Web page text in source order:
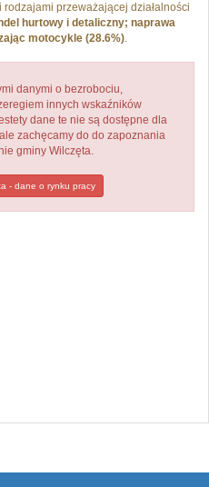
przeważającej działalności
hurtowy i detaliczny; naprawa
motocykle (28.6%).
danymi o bezrobociu,
innych wskaźników
dane te nie są dostępne dla
zachęcamy do do zapoznania
gminy Wilczęta.
- dane o rynku pracy